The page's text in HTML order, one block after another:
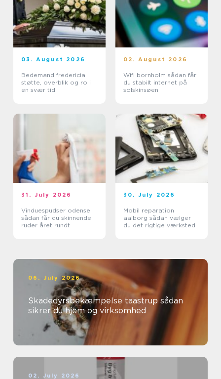
03. August 2026
Bedemand fredericia
støtte, overblik og ro i
en svær tid
02. August 2026
Wifi bornholm sådan får
du stabilt internet på
solskinsøen
31. July 2026
Vinduespudser odense
sådan får du skinnende
ruder året rundt
30. July 2026
Mobil reparation
aalborg sådan vælger
du det rigtige værksted
06. July 2026
Skadedyrsbekæmpelse taastrup sådan
sikrer du hjem og virksomhed
02. July 2026